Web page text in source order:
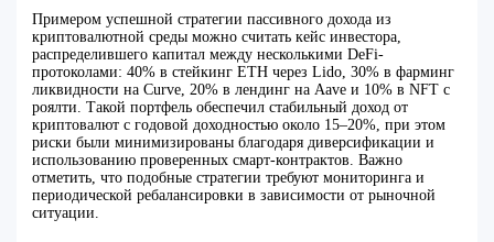
Примером успешной стратегии пассивного дохода из
криптовалютной среды можно считать кейс инвестора,
распределившего капитал между несколькими DeFi-
протоколами: 40% в стейкинг ETH через Lido, 30% в фарминг
ликвидности на Curve, 20% в лендинг на Aave и 10% в NFT с
роялти. Такой портфель обеспечил стабильный доход от
криптовалют с годовой доходностью около 15–20%, при этом
риски были минимизированы благодаря диверсификации и
использованию проверенных смарт-контрактов. Важно
отметить, что подобные стратегии требуют мониторинга и
периодической ребалансировки в зависимости от рыночной
ситуации.